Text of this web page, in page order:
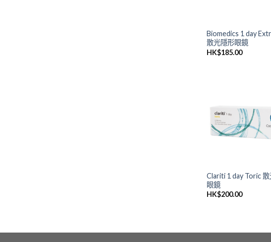
Biomedics 1 day
散光隱形眼鏡
HK$185.00
Clariti 1 day Toric
眼鏡
HK$200.00